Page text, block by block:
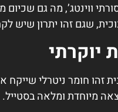
ווינטג’, מה גם
שגם זהו יתרון שיש
יוקרתי
זהו חומר ניטרלי שייקח
מיוחדת ומלאה בסטייל.